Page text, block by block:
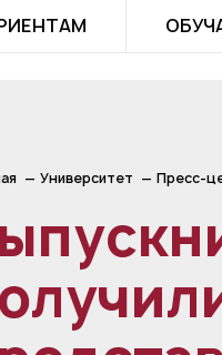
Университет Пресс-